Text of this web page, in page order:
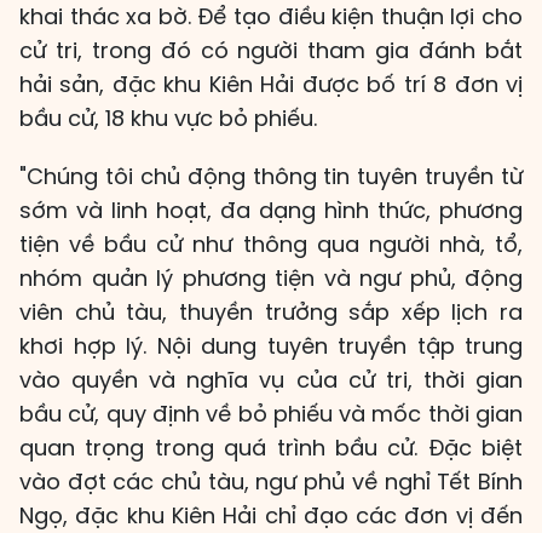
khai thác xa bờ. Để tạo điều kiện thuận lợi cho
cử tri, trong đó có người tham gia đánh bắt
hải sản, đặc khu Kiên Hải được bố trí 8 đơn vị
bầu cử, 18 khu vực bỏ phiếu.
"Chúng tôi chủ động thông tin tuyên truyền từ
sớm và linh hoạt, đa dạng hình thức, phương
tiện về bầu cử như thông qua người nhà, tổ,
nhóm quản lý phương tiện và ngư phủ, động
viên chủ tàu, thuyền trưởng sắp xếp lịch ra
khơi hợp lý. Nội dung tuyên truyền tập trung
vào quyền và nghĩa vụ của cử tri, thời gian
bầu cử, quy định về bỏ phiếu và mốc thời gian
quan trọng trong quá trình bầu cử. Đặc biệt
vào đợt các chủ tàu, ngư phủ về nghỉ Tết Bính
Ngọ, đặc khu Kiên Hải chỉ đạo các đơn vị đến